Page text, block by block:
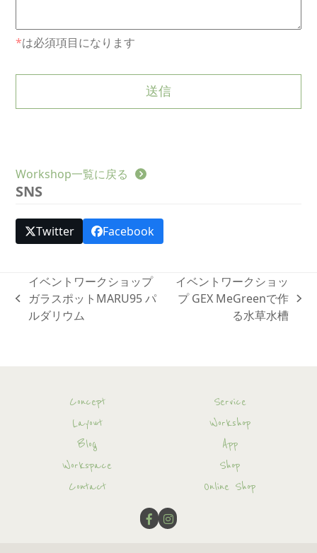
*は必須項目になります
Workshop一覧に戻る
SNS
Twitter Facebook
previous
post:
イベントワークショップ
ガラスポットMARU95 パ
ルダリウム
next
イベントワークショッ
プ GEX MeGreenで作
る水草水槽
Concept
Service
Layout
Workshop
Blog
App
Workspace
Shop
Contact
Online Shop